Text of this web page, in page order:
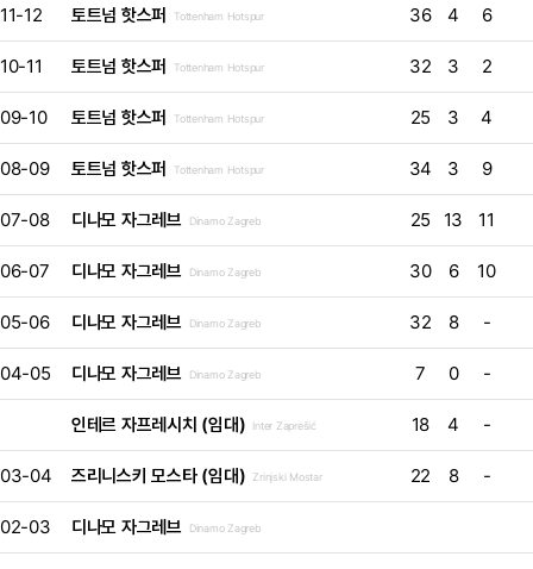
11-12 토트넘 핫스퍼 Tottenham Hotspur 36 4 6
10-11 토트넘 핫스퍼 Tottenham Hotspur 32 3 2
09-10 토트넘 핫스퍼 Tottenham Hotspur 25 3 4
08-09 토트넘 핫스퍼 Tottenham Hotspur 34 3 9
07-08 디나모 자그레브 Dinamo Zagreb 25 13 11
06-07 디나모 자그레브 Dinamo Zagreb 30 6 10
05-06 디나모 자그레브 Dinamo Zagreb 32 8 -
04-05 디나모 자그레브 Dinamo Zagreb 7 0 -
인테르 자프레시치 (임대) Inter Zaprešić 18 4 -
03-04 즈리니스키 모스타 (임대) Zrinjski Mostar 22 8 -
02-03 디나모 자그레브 Dinamo Zagreb